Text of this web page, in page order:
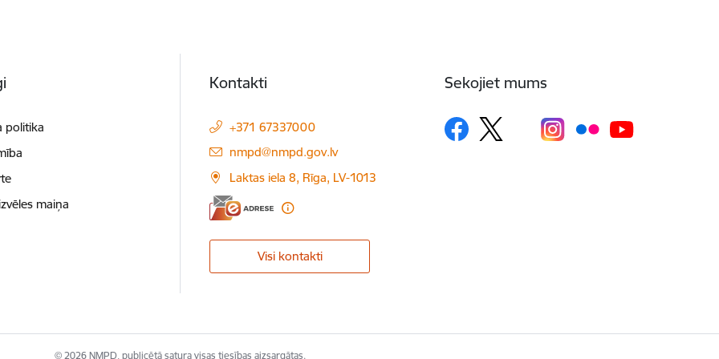
politika
maiņa
Kontakti
+371 67337000
E-pasts:
nmpd@nmpd.gov.lv
Laktas iela 8, Rīga, LV-1013
Visi kontakti
Sekojiet mums
© 2026 NMPD, publicētā satura visas tiesības aizsargātas.